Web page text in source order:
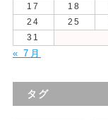
17
18
24
25
31
« 7月
タグ